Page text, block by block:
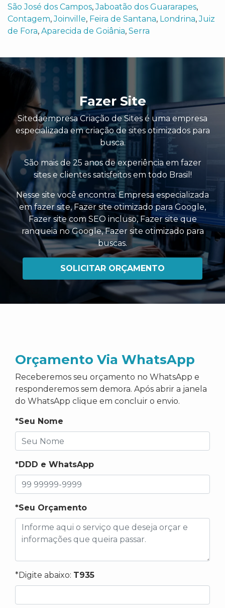
São José dos Campos,Jaboatão dos Guararapes,
Contagem,Joinville, Feira de Santana, Londrina,Juiz
de Fora, Aparecida de Goiânia, Serra
Fazer Site
Sitedaempresa Criação de Sites é uma empresa
especializada em criação de sites otimizados para
busca.
São mais de 25 anos de experiência em fazer
sites e clientes satisfeitos em todo Brasil!
Nesse site você encontra:Empresa especializada
em fazer site,Fazer site otimizado para Google,
Fazer site com SEO incluso, Fazer site que
ranqueia no Google,Fazer site otimizado para
buscas.
SOLICITAR ORÇAMENTO
Orçamento Via WhatsApp
Receberemos seu orçamento no WhatsApp e
responderemos sem demora. Após abrir a janela
do WhatsApp clique em concluir o envio.
*Seu Nome
*DDD e WhatsApp
*Seu Orçamento
*Digite abaixo: T935